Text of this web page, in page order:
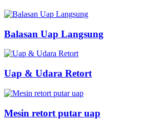
Balasan Uap Langsung
Uap & Udara Retort
Mesin retort putar uap